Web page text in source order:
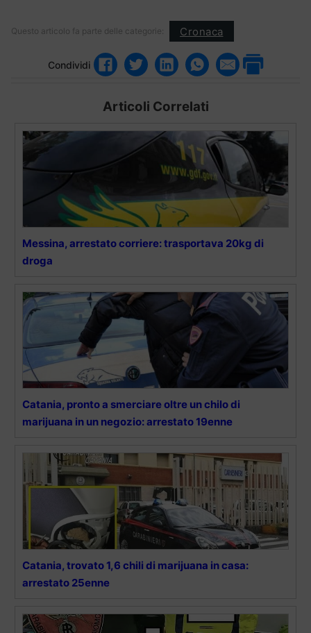
Questo articolo fa parte delle categorie: Cronaca
Condividi
Articoli Correlati
Messina, arrestato corriere: trasportava 20kg di
droga
Catania, pronto a smerciare oltre un chilo di
marijuana in un negozio: arrestato 19enne
Catania, trovato 1,6 chili di marijuana in casa:
arrestato 25enne